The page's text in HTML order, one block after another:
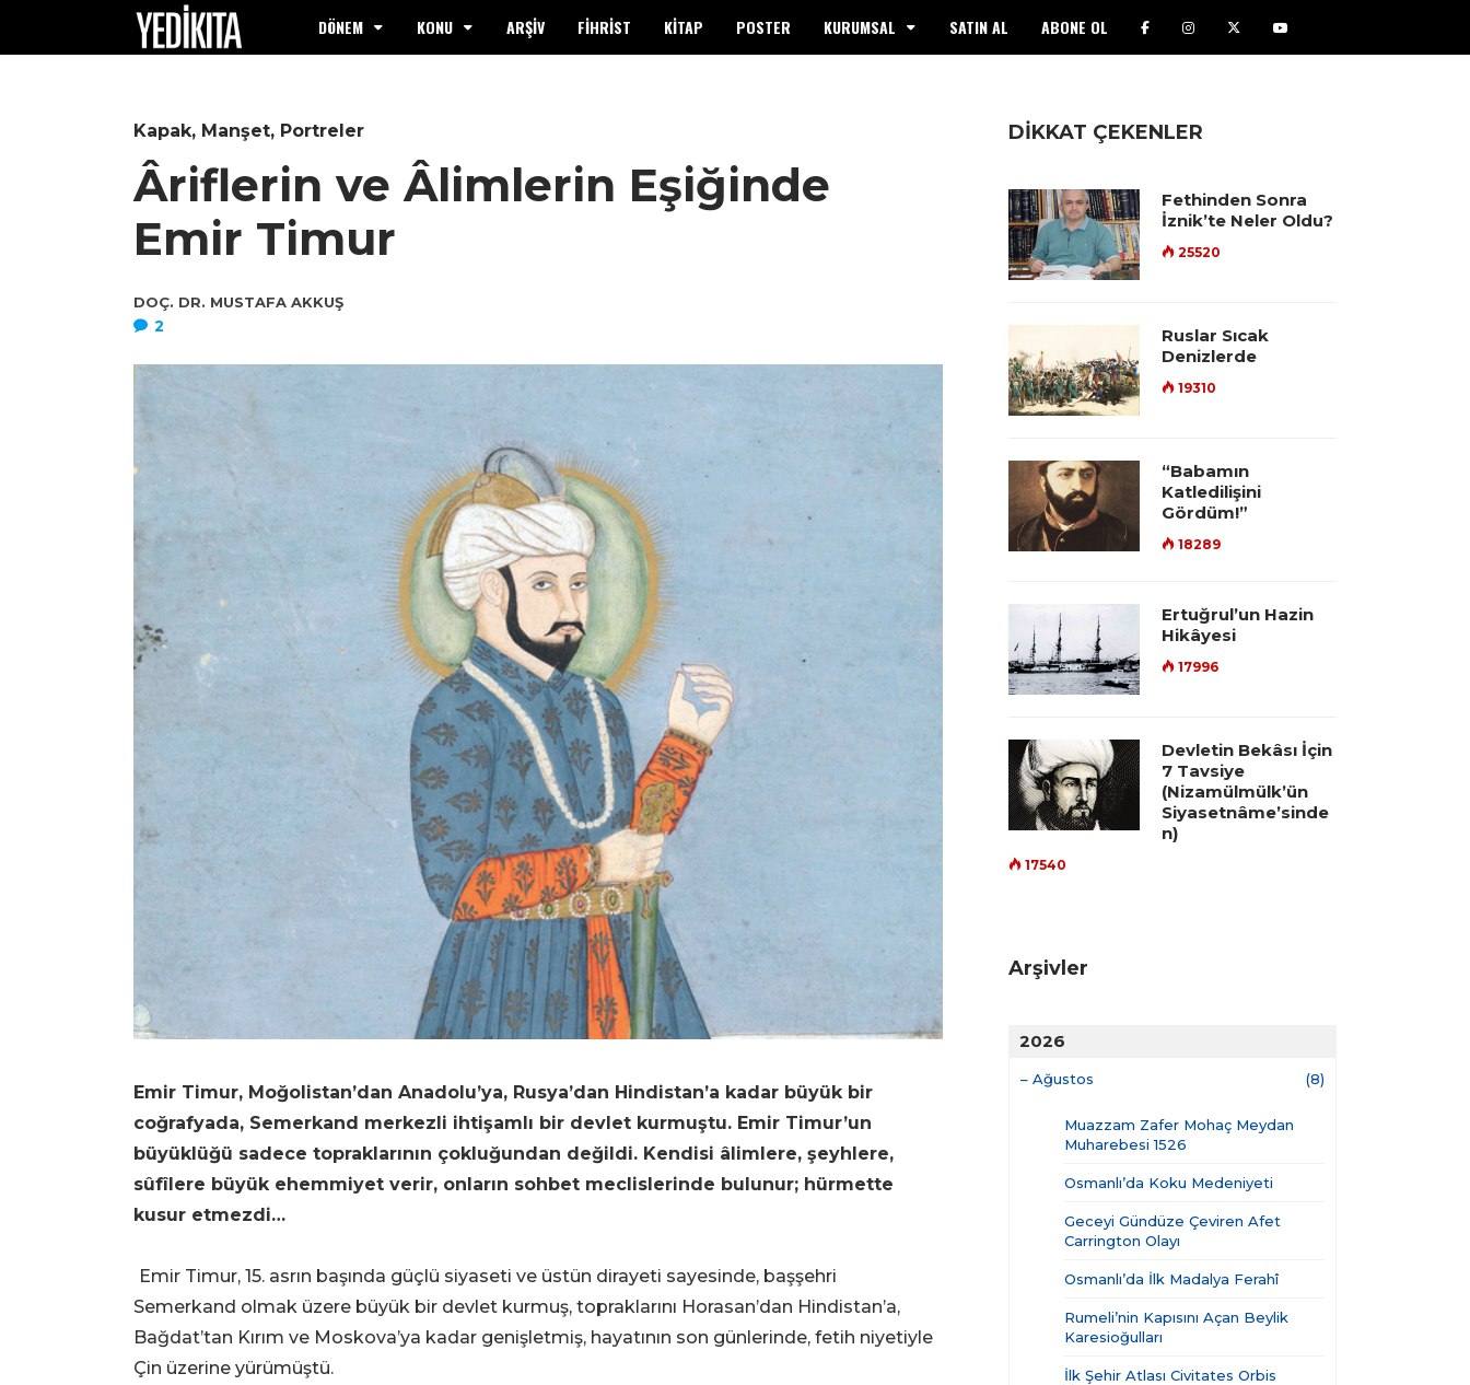
DÖNEM KONU ARŞİV FİHRİST KİTAP POSTER KURUMSAL SATIN AL ABONE OL
Kapak, Manşet, Portreler
Âriflerin ve Âlimlerin Eşiğinde
Emir Timur
DOÇ. DR. MUSTAFA AKKUŞ
2
Emir Timur, Moğolistan’dan Anadolu’ya, Rusya’dan Hindistan’a kadar büyük bir
coğrafyada, Semerkand merkezli ihtişamlı bir devlet kurmuştu. Emir Timur’un
büyüklüğü sadece topraklarının çokluğundan değildi. Kendisi âlimlere, şeyhlere,
sûfîlere büyük ehemmiyet verir, onların sohbet meclislerinde bulunur; hürmette
kusur etmezdi…
Emir Timur, 15. asrın başında güçlü siyaseti ve üstün dirayeti sayesinde, başşehri
Semerkand olmak üzere büyük bir devlet kurmuş, topraklarını Horasan’dan Hindistan’a,
Bağdat’tan Kırım ve Moskova’ya kadar genişletmiş, hayatının son günlerinde, fetih niyetiyle
Çin üzerine yürümüştü.
DİKKAT ÇEKENLER
Fethinden Sonra
İznik’te Neler Oldu?
25520
Ruslar Sıcak
Denizlerde
19310
“Babamın
Katledilişini
Gördüm!”
18289
Ertuğrul’un Hazin
Hikâyesi
17996
Devletin Bekâsı İçin
7 Tavsiye
(Nizamülmülk’ün
Siyasetnâme’sinde
n)
17540
Arşivler
2026
– Ağustos (8)
Muazzam Zafer Mohaç Meydan
Muharebesi 1526
Osmanlı’da Koku Medeniyeti
Geceyi Gündüze Çeviren Afet
Carrington Olayı
Osmanlı’da İlk Madalya Ferahî
Rumeli’nin Kapısını Açan Beylik
Karesioğulları
İlk Şehir Atlası Civitates Orbis